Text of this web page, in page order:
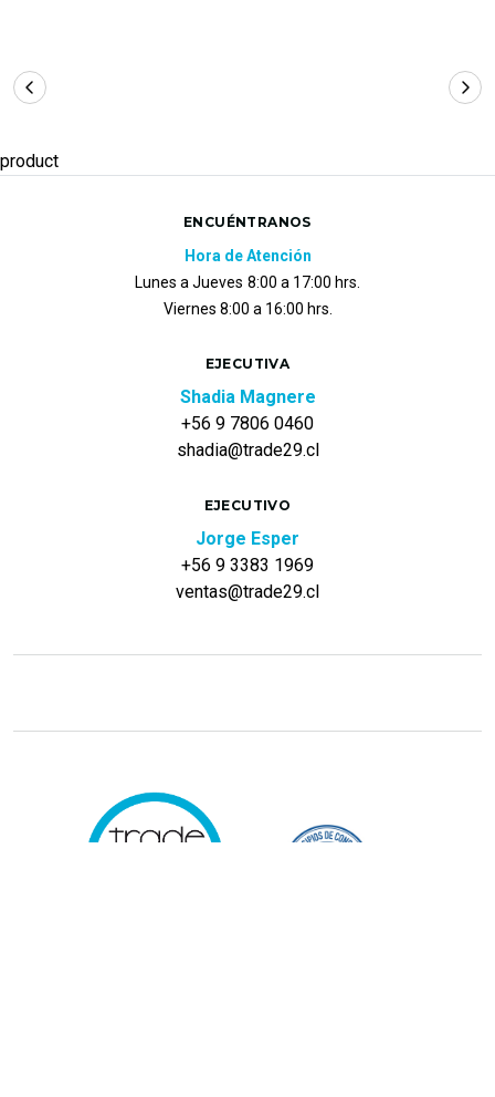
product
ENCUÉNTRANOS
Hora de Atención
Lunes a Jueves 8:00 a 17:00 hrs.
Viernes 8:00 a 16:00 hrs.
EJECUTIVA
Shadia Magnere
+56 9 7806 0460
shadia@trade29.cl
EJECUTIVO
Jorge Esper
+56 9 3383 1969
ventas@trade29.cl